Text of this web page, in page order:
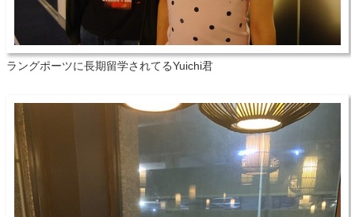
ラングポーツに長期留学されてるYuichi君